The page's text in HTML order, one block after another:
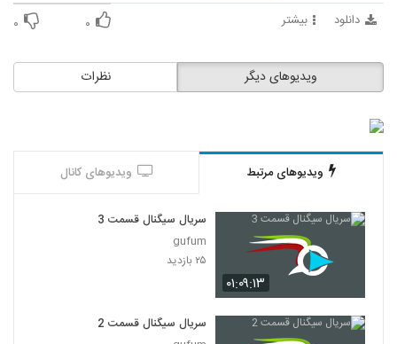
دانلود بیشتر ۰ ۰
نظرات ویدیوهای دیگر
ویدیوهای مرتبط ویدیوهای کانال
۰۱:۰۹:۱۳
سریال سیگنال قسمت 3
gufum
۲۵ بازدید
سریال سیگنال قسمت 2